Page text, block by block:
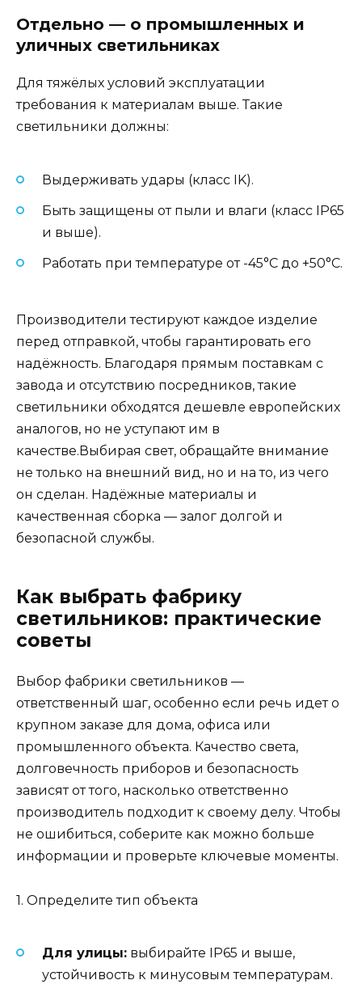
Отдельно — о промышленных и
уличных светильниках
Для тяжёлых условий эксплуатации
требования к материалам выше. Такие
светильники должны:
Выдерживать удары (класс IK).
Быть защищены от пыли и влаги (класс IP65
и выше).
Работать при температуре от -45°C до +50°C.
Производители тестируют каждое изделие
перед отправкой, чтобы гарантировать его
надёжность. Благодаря прямым поставкам с
завода и отсутствию посредников, такие
светильники обходятся дешевле европейских
аналогов, но не уступают им в
качестве.Выбирая свет, обращайте внимание
не только на внешний вид, но и на то, из чего
он сделан. Надёжные материалы и
качественная сборка — залог долгой и
безопасной службы.
Как выбрать фабрику
светильников: практические
советы
Выбор фабрики светильников —
ответственный шаг, особенно если речь идет о
крупном заказе для дома, офиса или
промышленного объекта. Качество света,
долговечность приборов и безопасность
зависят от того, насколько ответственно
производитель подходит к своему делу. Чтобы
не ошибиться, соберите как можно больше
информации и проверьте ключевые моменты.
1. Определите тип объекта
Для улицы: выбирайте IP65 и выше,
устойчивость к минусовым температурам.